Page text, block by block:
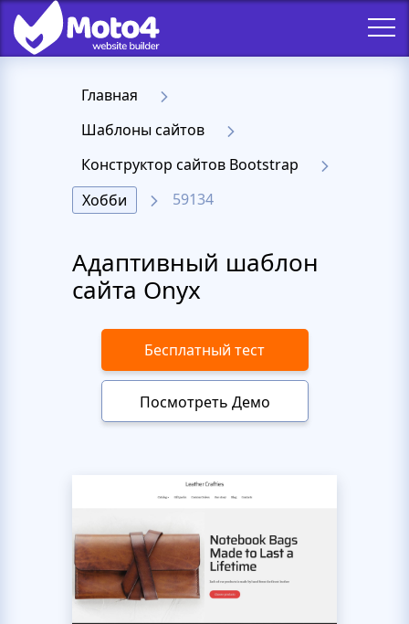
Главная
Шаблоны сайтов
Конструктор сайтов Bootstrap
Хобби
59134
Адаптивный шаблон
сайта Onyx
Бесплатный тест
Посмотреть Демо